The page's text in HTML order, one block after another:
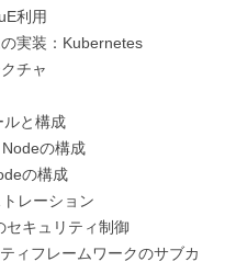
利用
実装：Kubernetes
チャ
と構成
の構成
の構成
レーション
セキュリティ制御
ィフレームワークのサブカ